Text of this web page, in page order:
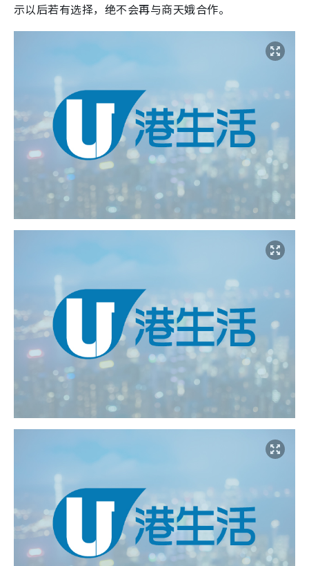
示以后若有选择，绝不会再与商天娥合作。